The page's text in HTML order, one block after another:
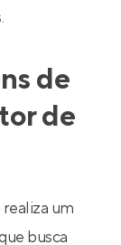
de
de
um
busca